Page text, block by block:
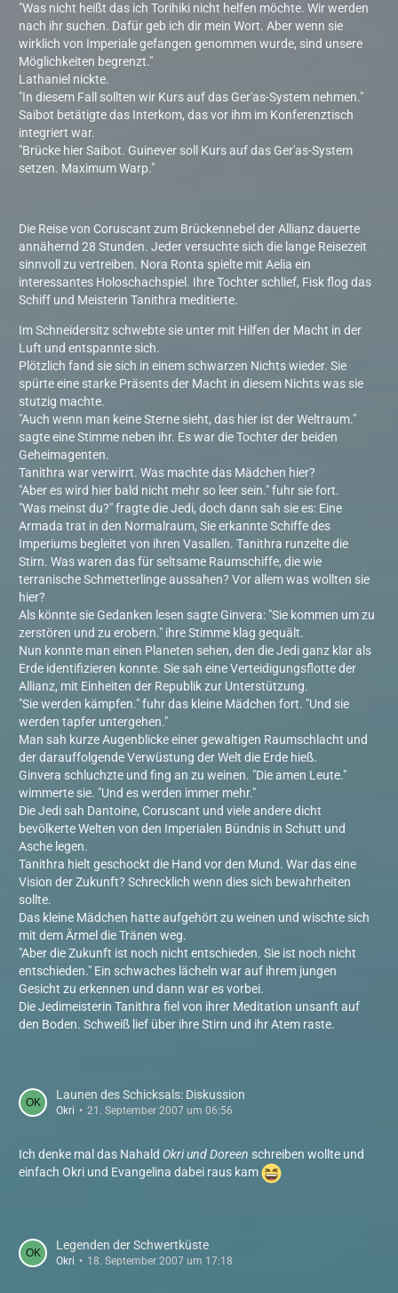
"Was nicht heißt das ich Torihiki nicht helfen möchte. Wir werden
nach ihr suchen. Dafür geb ich dir mein Wort. Aber wenn sie
wirklich von Imperiale gefangen genommen wurde, sind unsere
Möglichkeiten begrenzt."
Lathaniel nickte.
"In diesem Fall sollten wir Kurs auf das Ger'as-System nehmen."
Saibot betätigte das Interkom, das vor ihm im Konferenztisch
integriert war.
"Brücke hier Saibot. Guinever soll Kurs auf das Ger'as-System
setzen. Maximum Warp."
Die Reise von Coruscant zum Brückennebel der Allianz dauerte
annähernd 28 Stunden. Jeder versuchte sich die lange Reisezeit
sinnvoll zu vertreiben. Nora Ronta spielte mit Aelia ein
interessantes Holoschachspiel. Ihre Tochter schlief, Fisk flog das
Schiff und Meisterin Tanithra meditierte.
Im Schneidersitz schwebte sie unter mit Hilfen der Macht in der
Luft und entspannte sich.
Plötzlich fand sie sich in einem schwarzen Nichts wieder. Sie
spürte eine starke Präsents der Macht in diesem Nichts was sie
stutzig machte.
"Auch wenn man keine Sterne sieht, das hier ist der Weltraum."
sagte eine Stimme neben ihr. Es war die Tochter der beiden
Geheimagenten.
Tanithra war verwirrt. Was machte das Mädchen hier?
"Aber es wird hier bald nicht mehr so leer sein." fuhr sie fort.
"Was meinst du?" fragte die Jedi, doch dann sah sie es: Eine
Armada trat in den Normalraum, Sie erkannte Schiffe des
Imperiums begleitet von ihren Vasallen. Tanithra runzelte die
Stirn. Was waren das für seltsame Raumschiffe, die wie
terranische Schmetterlinge aussahen? Vor allem was wollten sie
hier?
Als könnte sie Gedanken lesen sagte Ginvera: "Sie kommen um zu
zerstören und zu erobern." ihre Stimme klag gequält.
Nun konnte man einen Planeten sehen, den die Jedi ganz klar als
Erde identifizieren konnte. Sie sah eine Verteidigungsflotte der
Allianz, mit Einheiten der Republik zur Unterstützung.
"Sie werden kämpfen." fuhr das kleine Mädchen fort. "Und sie
werden tapfer untergehen."
Man sah kurze Augenblicke einer gewaltigen Raumschlacht und
der darauffolgende Verwüstung der Welt die Erde hieß.
Ginvera schluchzte und fing an zu weinen. "Die amen Leute."
wimmerte sie. "Und es werden immer mehr."
Die Jedi sah Dantoine, Coruscant und viele andere dicht
bevölkerte Welten von den Imperialen Bündnis in Schutt und
Asche legen.
Tanithra hielt geschockt die Hand vor den Mund. War das eine
Vision der Zukunft? Schrecklich wenn dies sich bewahrheiten
sollte.
Das kleine Mädchen hatte aufgehört zu weinen und wischte sich
mit dem Ärmel die Tränen weg.
"Aber die Zukunft ist noch nicht entschieden. Sie ist noch nicht
entschieden." Ein schwaches lächeln war auf ihrem jungen
Gesicht zu erkennen und dann war es vorbei.
Die Jedimeisterin Tanithra fiel von ihrer Meditation unsanft auf
den Boden. Schweiß lief über ihre Stirn und ihr Atem raste.
Launen des Schicksals: Diskussion
Okri 21. September 2007 um 06:56
Ich denke mal das Nahald Okri und Doreen schreiben wollte und
einfach Okri und Evangelina dabei raus kam
Legenden der Schwertküste
Okri 18. September 2007 um 17:18